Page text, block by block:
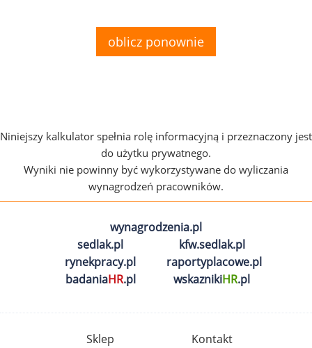
oblicz ponownie
Niniejszy kalkulator spełnia rolę informacyjną i przeznaczony jest
do użytku prywatnego.
Wyniki nie powinny być wykorzystywane do wyliczania
wynagrodzeń pracowników.
wynagrodzenia.pl
sedlak.pl
kfw.sedlak.pl
rynekpracy.pl
raportyplacowe.pl
badaniaHR.pl wskaznikiHR.pl
Sklep
Kontakt